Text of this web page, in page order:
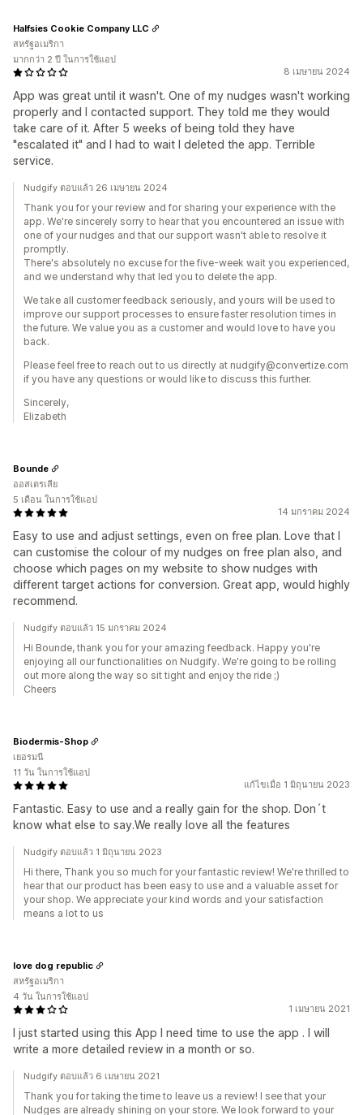
8 เมษายน 2024
App was great until it wasn't. One of my nudges wasn't working
properly and I contacted support. They told me they would
take care of it. After 5 weeks of being told they have
"escalated it" and I had to wait I deleted the app. Terrible
service.
Halfsies Cookie Company LLC
สหรัฐอเมริกา
มากกว่า 2 ปี ในการใช้แอป
Nudgify ตอบแล้ว 26 เมษายน 2024
Thank you for your review and for sharing your experience with the
app. We're sincerely sorry to hear that you encountered an issue with
one of your nudges and that our support wasn't able to resolve it
promptly.
There's absolutely no excuse for the five-week wait you experienced,
and we understand why that led you to delete the app.
We take all customer feedback seriously, and yours will be used to
improve our support processes to ensure faster resolution times in
the future. We value you as a customer and would love to have you
back.
Please feel free to reach out to us directly at nudgify@convertize.com
if you have any questions or would like to discuss this further.
Sincerely,
Elizabeth
14 มกราคม 2024
Easy to use and adjust settings, even on free plan. Love that I
can customise the colour of my nudges on free plan also, and
choose which pages on my website to show nudges with
different target actions for conversion. Great app, would highly
recommend.
Bounde
ออสเตรเลีย
5 เดือน ในการใช้แอป
Nudgify ตอบแล้ว 15 มกราคม 2024
Hi Bounde, thank you for your amazing feedback. Happy you're
enjoying all our functionalities on Nudgify. We're going to be rolling
out more along the way so sit tight and enjoy the ride ;)
Cheers
แก้ไขเมื่อ 1 มิถุนายน 2023
Fantastic. Easy to use and a really gain for the shop. Don´t
know what else to say.We really love all the features
Biodermis-Shop
เยอรมนี
11 วัน ในการใช้แอป
Nudgify ตอบแล้ว 1 มิถุนายน 2023
Hi there, Thank you so much for your fantastic review! We're thrilled to
hear that our product has been easy to use and a valuable asset for
your shop. We appreciate your kind words and your satisfaction
means a lot to us
1 เมษายน 2021
I just started using this App I need time to use the app . I will
write a more detailed review in a month or so.
love dog republic
สหรัฐอเมริกา
4 วัน ในการใช้แอป
Nudgify ตอบแล้ว 6 เมษายน 2021
Thank you for taking the time to leave us a review! I see that your
Nudges are already shining on your store. We look forward to your